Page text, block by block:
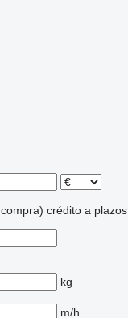
crédito a plazos
kg
m/h